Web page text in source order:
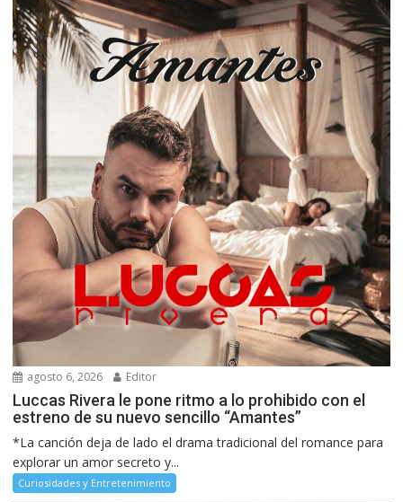
agosto 6, 2026 Editor
Luccas Rivera le pone ritmo a lo prohibido con el
estreno de su nuevo sencillo “Amantes”
*La canción deja de lado el drama tradicional del romance para
explorar un amor secreto y...
Curiosidades y Entretenimiento